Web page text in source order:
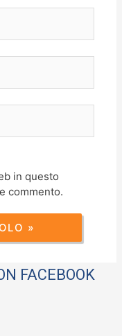
in questo
commento.
FACEBOOK